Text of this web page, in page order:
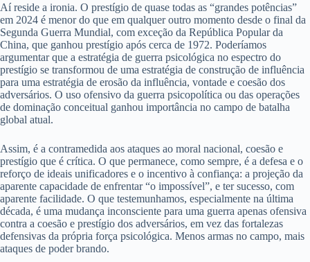
Aí reside a ironia. O prestígio de quase todas as “grandes potências”
em 2024 é menor do que em qualquer outro momento desde o final da
Segunda Guerra Mundial, com exceção da República Popular da
China, que ganhou prestígio após cerca de 1972. Poderíamos
argumentar que a estratégia de guerra psicológica no espectro do
prestígio se transformou de uma estratégia de construção de influência
para uma estratégia de erosão da influência, vontade e coesão dos
adversários. O uso ofensivo da guerra psicopolítica ou das operações
de dominação conceitual ganhou importância no campo de batalha
global atual.
Assim, é a contramedida aos ataques ao moral nacional, coesão e
prestígio que é crítica. O que permanece, como sempre, é a defesa e o
reforço de ideais unificadores e o incentivo à confiança: a projeção da
aparente capacidade de enfrentar “o impossível”, e ter sucesso, com
aparente facilidade. O que testemunhamos, especialmente na última
década, é uma mudança inconsciente para uma guerra apenas ofensiva
contra a coesão e prestígio dos adversários, em vez das fortalezas
defensivas da própria força psicológica. Menos armas no campo, mais
ataques de poder brando.